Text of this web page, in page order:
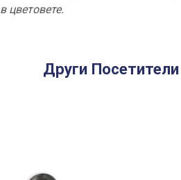
в цветовете.
Други